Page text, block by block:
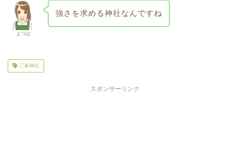
よつば
強さを求める神社なんですね
三峯神社
スポンサーリンク